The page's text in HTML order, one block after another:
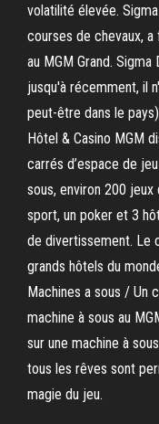
volatilité élevée.
courses de chevaux,
au MGM Grand.
jusqu'à récemment, il
peut-être dans le
Hôtel & Casino MGM
carrés d’espace de
sous, environ 200
sport, un poker et 3
de divertissement. Le
grands hôtels du
Machines a sous / Un
machine à sous au
sur une machine à
tous les rêves sont
magie du jeu.